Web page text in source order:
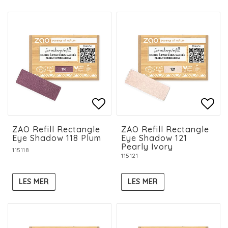
Add to list of
Add to list of
ZAO Refill Rectangle
Eye Shadow 118 Plum
115118
LES MER
ZAO Refill Rectangle
Eye Shadow 121
Pearly Ivory
115121
LES MER